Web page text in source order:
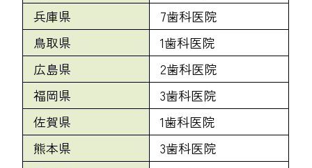
兵庫県
7歯科医院
鳥取県
1歯科医院
広島県
2歯科医院
福岡県
3歯科医院
佐賀県
1歯科医院
熊本県
3歯科医院